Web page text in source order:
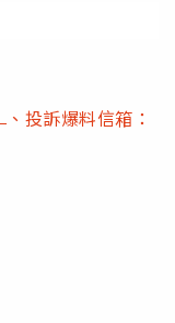
、投訴爆料信箱：